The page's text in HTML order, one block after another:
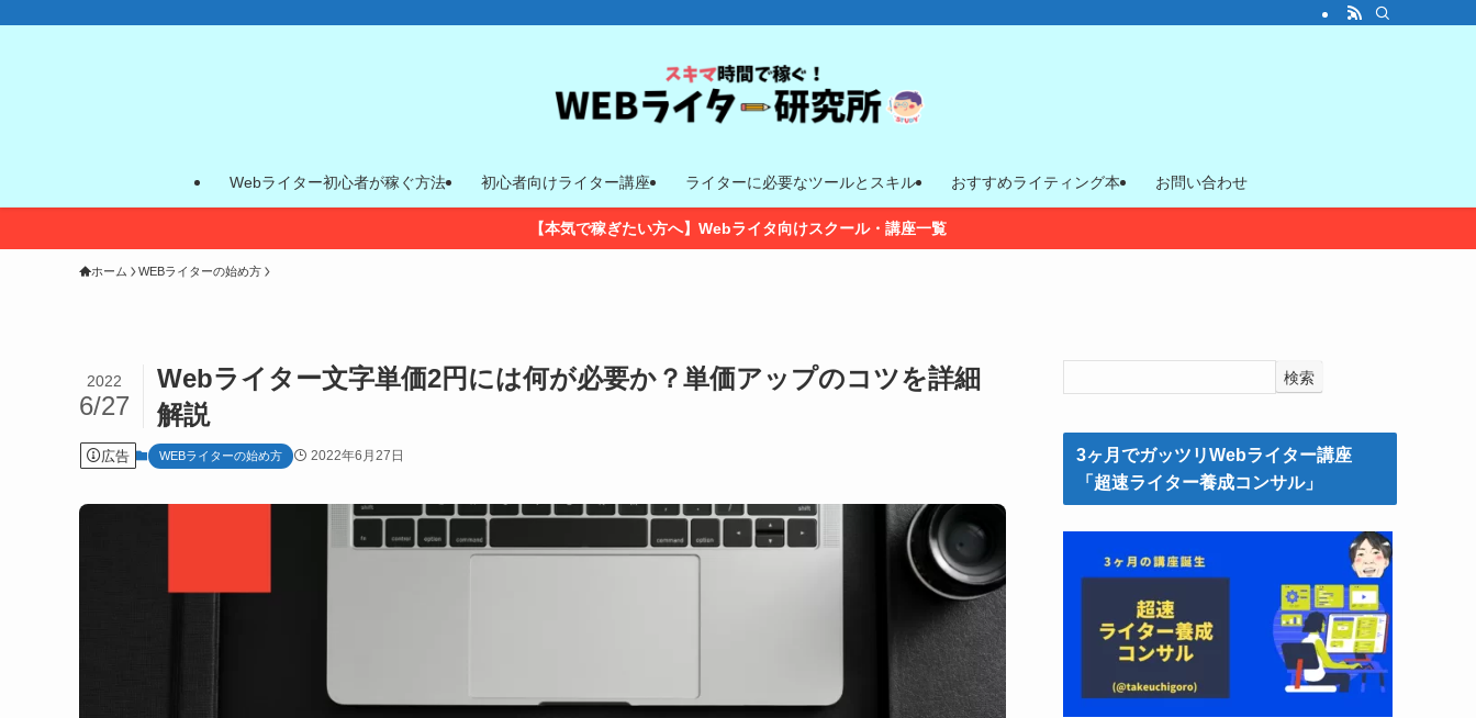
Webライター初心者が稼ぐ方法 初心者向けライター講座 ライターに必要なツールとスキル おすすめライティング本 お問い合わせ
【本気で稼ぎたい方へ】Webライタ向けスクール・講座一覧
ホーム WEBライターの始め方
Webライター文字単価2円には何が必要か？単価アップのコツを詳細
解説
2022
6/27
広告 WEBライターの始め方 2022年6月27日
検索
3ヶ月でガッツリWebライター講座
「超速ライター養成コンサル」